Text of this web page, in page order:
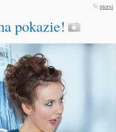
piersi
pokazie!